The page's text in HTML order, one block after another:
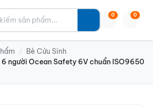
0 0
/ Bè Cứu Sinh
6 người Ocean Safety 6V chuẩn ISO9650